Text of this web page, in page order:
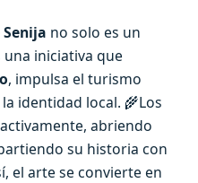
no solo es un
iniciativa que
, impulsa el turismo
identidad local. 🌾Los
abriendo
su historia con
el arte se convierte en